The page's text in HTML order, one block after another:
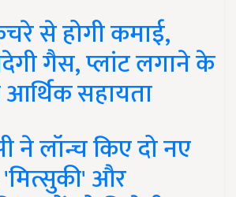
से होगी कमाई,
गैस, प्लांट लगाने के
सहायता
ने लॉन्च किए दो नए
'मित्सुकी' और